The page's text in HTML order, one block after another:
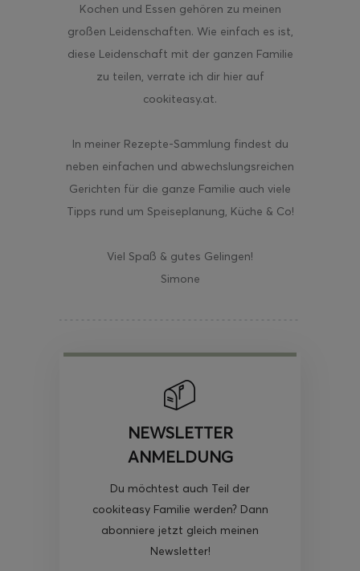
Kochen und Essen gehören zu meinen
großen Leidenschaften. Wie einfach es ist,
diese Leidenschaft mit der ganzen Familie
zu teilen, verrate ich dir hier auf
cookiteasy.at.
In meiner Rezepte-Sammlung findest du
neben einfachen und abwechslungsreichen
Gerichten für die ganze Familie auch viele
Tipps rund um Speiseplanung, Küche & Co!
Viel Spaß & gutes Gelingen!
Simone
NEWSLETTER
ANMELDUNG
Du möchtest auch Teil der
cookiteasy Familie werden? Dann
abonniere jetzt gleich meinen
Newsletter!